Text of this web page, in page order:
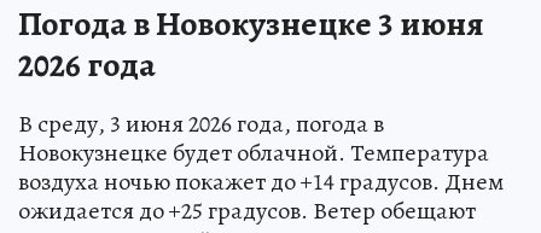
Погода в Новокузнецке 3 июня
2026 года
В среду, 3 июня 2026 года, погода в
Новокузнецке будет облачной. Температура
воздуха ночью покажет до +14 градусов. Днем
ожидается до +25 градусов. Ветер обещают